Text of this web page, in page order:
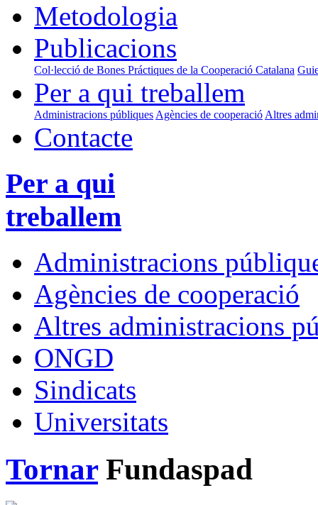
Metodologia
Publicacions
Col·lecció de Bones Práctiques de la Cooperació Catalana
Per a qui treballem
Administracions públiques Agències de cooperació Altres
Contacte
Per a qui
treballem
Administracions
Agències de cooperació
Altres administracions
ONGD
Sindicats
Universitats
TornarFundaspad